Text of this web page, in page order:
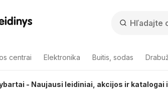
centrai Elektronika Buitis, sodas
- Naujausi leidiniai, akcijos ir katalogai